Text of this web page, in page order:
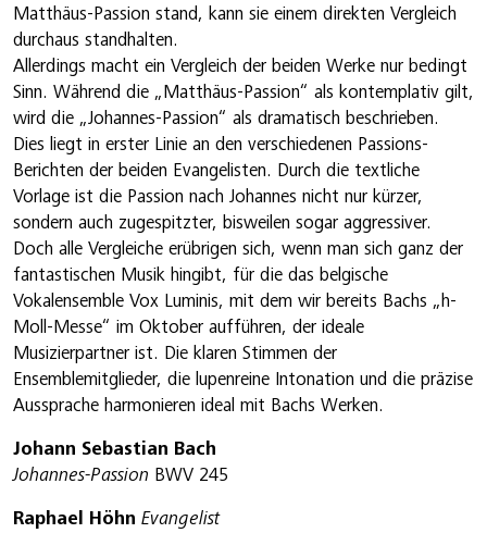
Matthäus-Passion stand, kann sie einem direkten Vergleich
durchaus standhalten.
Allerdings macht ein Vergleich der beiden Werke nur bedingt
Sinn. Während die „Matthäus-Passion“ als kontemplativ gilt,
wird die „Johannes-Passion“ als dramatisch beschrieben.
Dies liegt in erster Linie an den verschiedenen Passions-
Berichten der beiden Evangelisten. Durch die textliche
Vorlage ist die Passion nach Johannes nicht nur kürzer,
sondern auch zugespitzter, bisweilen sogar aggressiver.
Doch alle Vergleiche erübrigen sich, wenn man sich ganz der
fantastischen Musik hingibt, für die das belgische
Vokalensemble Vox Luminis, mit dem wir bereits Bachs „h-
Moll-Messe“ im Oktober aufführen, der ideale
Musizierpartner ist. Die klaren Stimmen der
Ensemblemitglieder, die lupenreine Intonation und die präzise
Aussprache harmonieren ideal mit Bachs Werken.
Johann Sebastian Bach
Johannes-Passion BWV 245
Raphael Höhn Evangelist